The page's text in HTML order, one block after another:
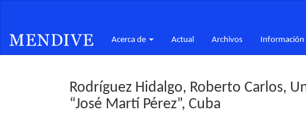
principal
Barra
Acerca de Actual Archivos Información
Rodríguez Hidalgo, Roberto Carlos,
“José Martí Pérez”, Cuba